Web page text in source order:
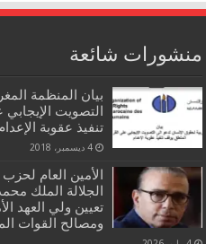
منشورات شائعة
بيان المنظمة
التصويت
تنفيذ عقوبة
4 ديسمبر، 2018
الأمين العام
الجلالة الملك
تعيين ولي العهد
ومصالح القوات